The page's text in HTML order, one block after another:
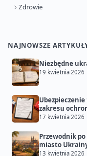
Zdrowie
NAJNOWSZE
Niezbędne
19 kwietnia 2026
zakresu
17 kwietnia 2026
Przewodnik
miasto
13 kwietnia 2026